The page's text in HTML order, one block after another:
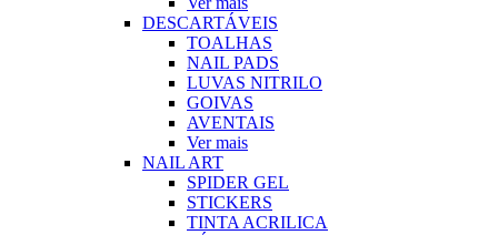
DESCARTÁVEIS
TOALHAS
NAIL PADS
LUVAS NITRILO
GOIVAS
AVENTAIS
Ver mais
NAIL ART
SPIDER GEL
STICKERS
TINTA ACRILICA